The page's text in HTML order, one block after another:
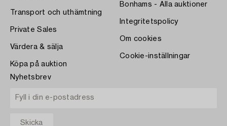
Transport och uthämtning
Private Sales
Värdera & sälja
Köpa på auktion
Bonhams - Alla auktioner
Integritetspolicy
Om cookies
Cookie-inställningar
Nyhetsbrev